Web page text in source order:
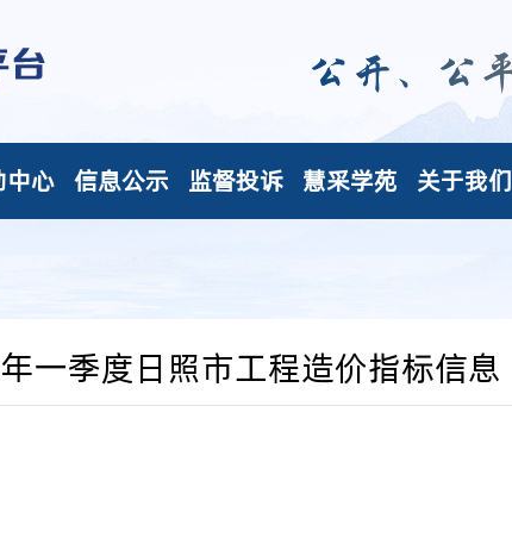
中心 信息公示 监督投诉 慧采学苑 关于我们
一季度日照市工程造价指标信息